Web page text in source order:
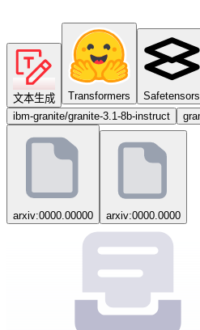
文本生成 Transformers Safetensors
ibm-granite/granite-3.1-8b-instruct
arxiv:0000.00000 arxiv:0000.0000